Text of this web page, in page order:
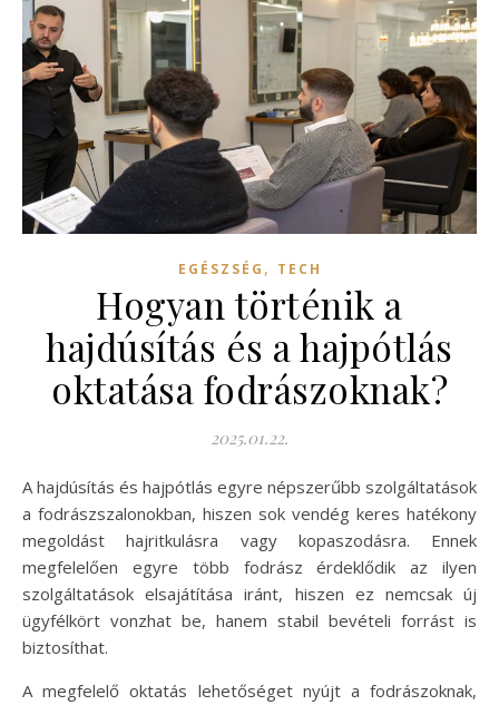
EGÉSZSÉG , TECH
Hogyan történik a
hajdúsítás és a hajpótlás
oktatása fodrászoknak?
2025.01.22.
A hajdúsítás és hajpótlás egyre népszerűbb szolgáltatások
a fodrászszalonokban, hiszen sok vendég keres hatékony
megoldást hajritkulásra vagy kopaszodásra. Ennek
megfelelően egyre több fodrász érdeklődik az ilyen
szolgáltatások elsajátítása iránt, hiszen ez nemcsak új
ügyfélkört vonzhat be, hanem stabil bevételi forrást is
biztosíthat.
A megfelelő oktatás lehetőséget nyújt a fodrászoknak,